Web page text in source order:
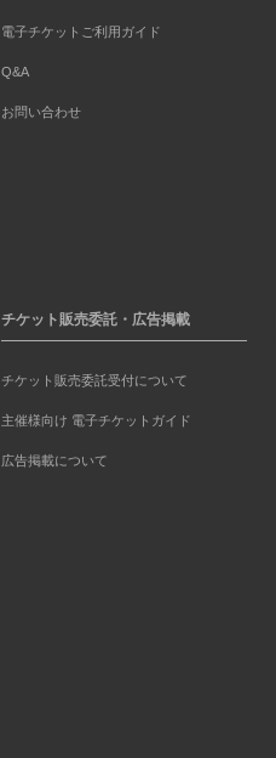
電子チケットご利用ガイド
Q&A
お問い合わせ
チケット販売委託・広告掲載
チケット販売委託受付について
主催様向け 電子チケットガイド
広告掲載について